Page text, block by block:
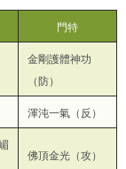
門特
金剛護體神功
（防）
渾沌一氣（反）
佛頂金光（攻）